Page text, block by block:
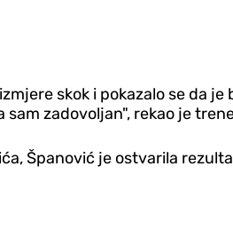
skok i pokazalo se da je
zadovoljan", rekao je
Španović je ostvarila